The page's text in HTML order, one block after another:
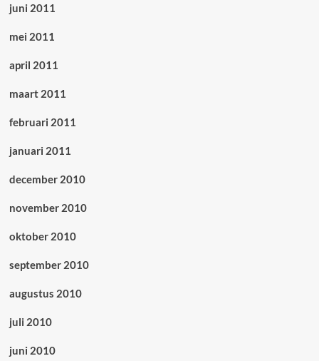
juni 2011
mei 2011
april 2011
maart 2011
februari 2011
januari 2011
december 2010
november 2010
oktober 2010
september 2010
augustus 2010
juli 2010
juni 2010